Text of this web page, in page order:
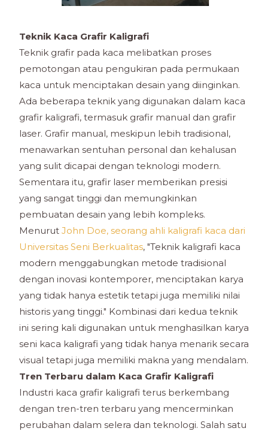
Teknik Kaca Grafir Kaligrafi
Teknik grafir pada kaca melibatkan proses
pemotongan atau pengukiran pada permukaan
kaca untuk menciptakan desain yang diinginkan.
Ada beberapa teknik yang digunakan dalam kaca
grafir kaligrafi, termasuk grafir manual dan grafir
laser. Grafir manual, meskipun lebih tradisional,
menawarkan sentuhan personal dan kehalusan
yang sulit dicapai dengan teknologi modern.
Sementara itu, grafir laser memberikan presisi
yang sangat tinggi dan memungkinkan
pembuatan desain yang lebih kompleks.
Menurut John Doe, seorang ahli kaligrafi kaca dari
Universitas Seni Berkualitas, "Teknik kaligrafi kaca
modern menggabungkan metode tradisional
dengan inovasi kontemporer, menciptakan karya
yang tidak hanya estetik tetapi juga memiliki nilai
historis yang tinggi." Kombinasi dari kedua teknik
ini sering kali digunakan untuk menghasilkan karya
seni kaca kaligrafi yang tidak hanya menarik secara
visual tetapi juga memiliki makna yang mendalam.
Tren Terbaru dalam Kaca Grafir Kaligrafi
Industri kaca grafir kaligrafi terus berkembang
dengan tren-tren terbaru yang mencerminkan
perubahan dalam selera dan teknologi. Salah satu